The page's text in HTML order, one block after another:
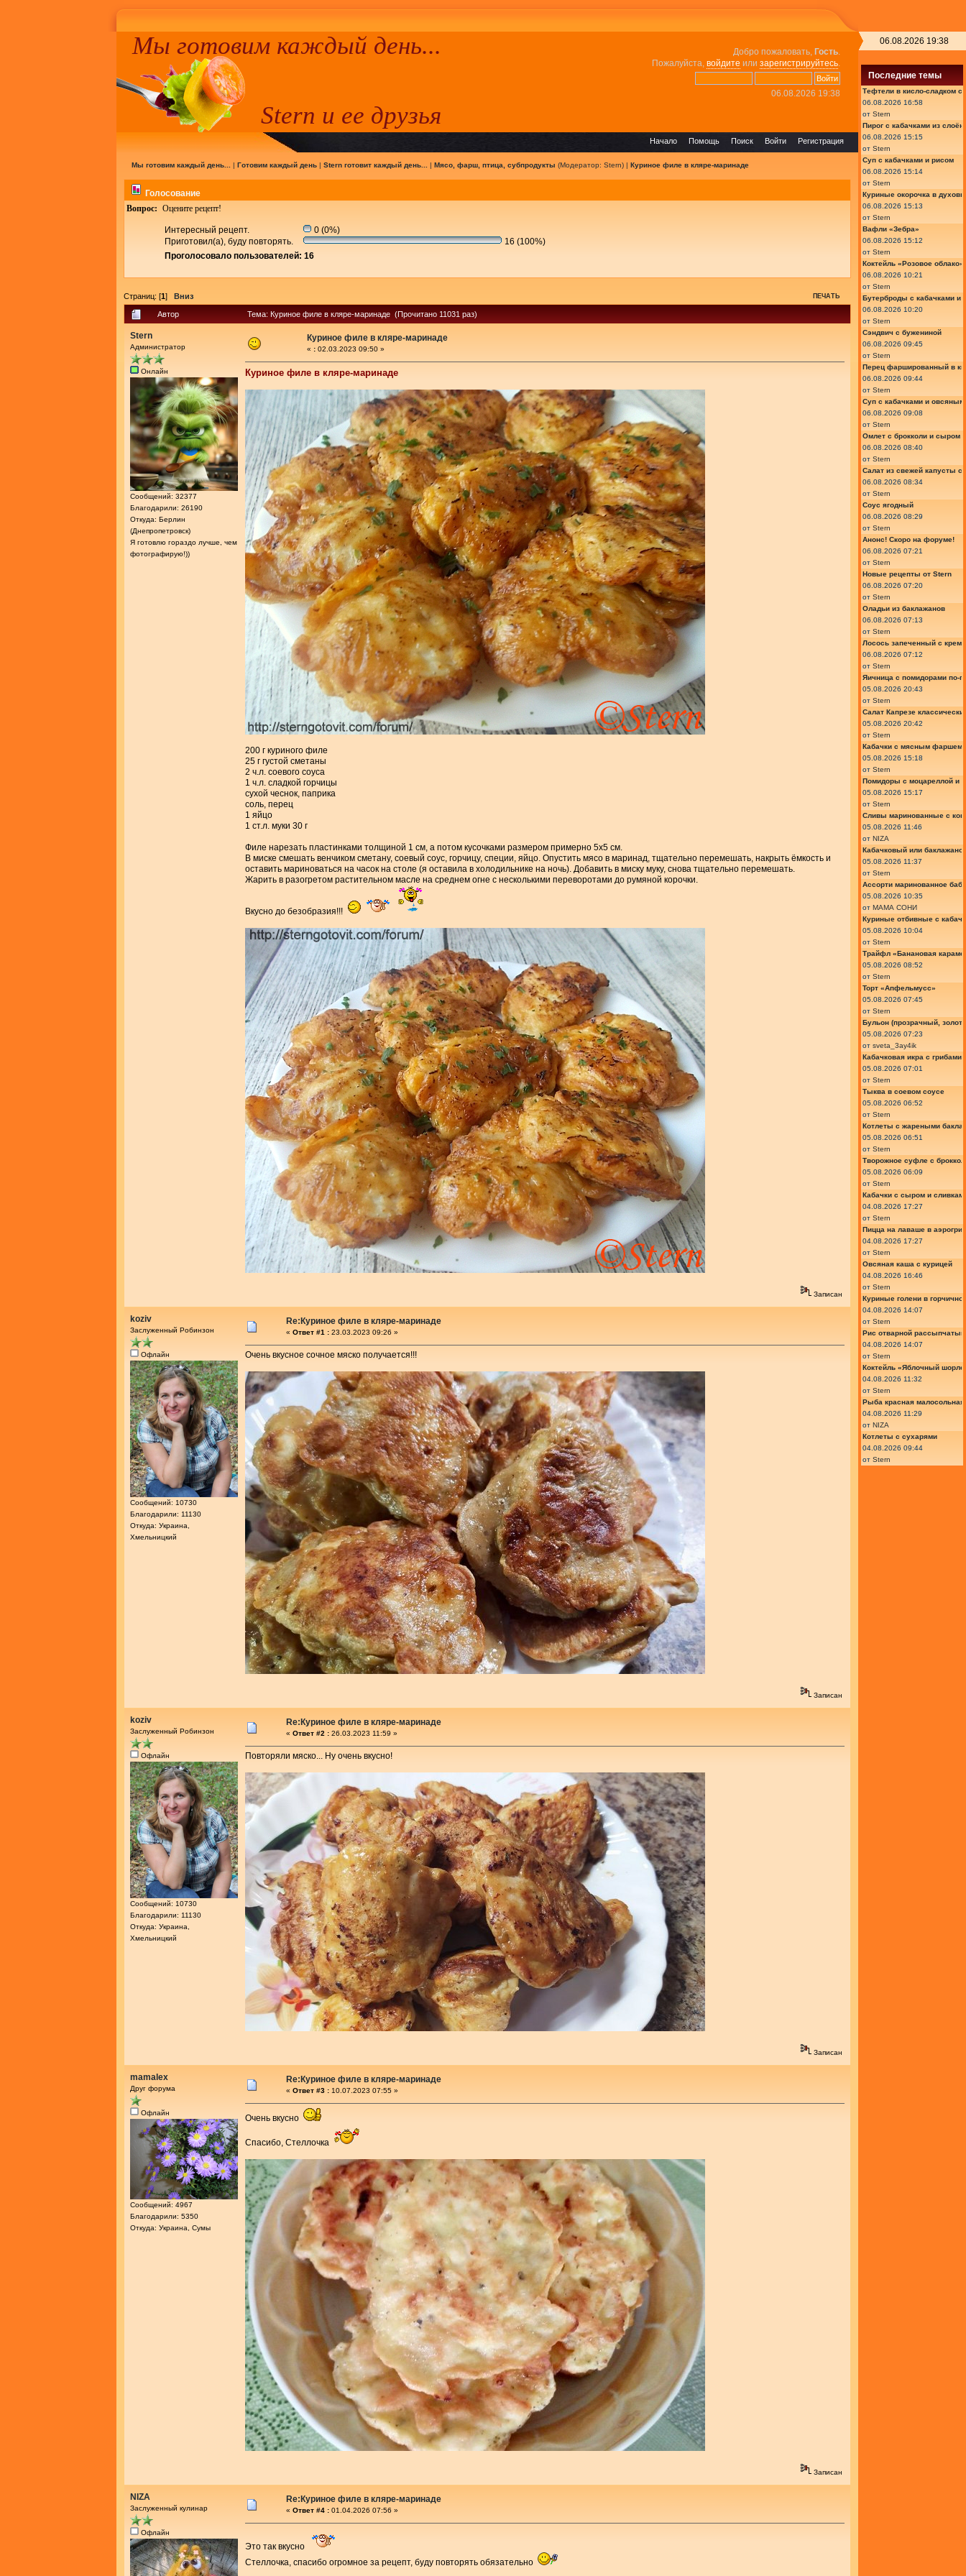
Добро пожаловать, Гость.
Пожалуйста, войдите или зарегистрируйтесь.
06.08.2026 19:38
Мы готовим каждый день...
Stern и ее друзья
Регистрация
Войти
Поиск
Помощь
Начало
Мы готовим каждый день... | Готовим каждый день| Stern готовит каждый день... | Мясо, фарш, птица, субпродукты (Модератор: Stern) | Куриное филе в кляре-маринаде
Голосование
Вопрос: Оцените рецепт!
Интересный рецепт.
0 (0%)
Приготовил(а), буду повторять.
16 (100%)
Проголосовало пользователей: 16
Страниц: [1] Вниз ПЕЧАТЬ
Автор Тема: Куриное филе в кляре-маринаде (Прочитано 11031 раз)
Stern
Администратор
Онлайн
Сообщений: 32377
Благодарили: 26190
Откуда: Берлин
(Днепропетровск)
Я готовлю гораздо лучше, чем
фотографирую!))
Куриное филе в кляре-маринаде
« : 02.03.2023 09:50 »
Куриное филе в кляре-маринаде
200 г куриного филе
25 г густой сметаны
2 ч.л. соевого соуса
1 ч.л. сладкой горчицы
сухой чеснок, паприка
соль, перец
1 яйцо
1 ст.л. муки 30 г
Филе нарезать пластинками толщиной 1 см, а потом кусочками размером примерно 5х5 см.
В миске смешать венчиком сметану, соевый соус, горчицу, специи, яйцо. Опустить мясо в маринад, тщательно перемешать, накрыть ёмкость и
оставить мариноваться на часок на столе (я оставила в холодильнике на ночь). Добавить в миску муку, снова тщательно перемешать.
Жарить в разогретом растительном масле на среднем огне с несколькими переворотами до румяной корочки.
Вкусно до безобразия!!!
Записан
koziv
Заслуженный Робинзон
Офлайн
Сообщений: 10730
Благодарили: 11130
Откуда: Украина,
Хмельницкий
Re:Куриное филе в кляре-маринаде
« Ответ #1 : 23.03.2023 09:26 »
Очень вкусное сочное мяско получается!!!
Записан
koziv
Заслуженный Робинзон
Офлайн
Сообщений: 10730
Благодарили: 11130
Откуда: Украина,
Хмельницкий
Re:Куриное филе в кляре-маринаде
« Ответ #2 : 26.03.2023 11:59 »
Повторяли мяско... Ну очень вкусно!
Записан
mamalex
Друг форума
Офлайн
Сообщений: 4967
Благодарили: 5350
Откуда: Украина, Сумы
Re:Куриное филе в кляре-маринаде
« Ответ #3 : 10.07.2023 07:55 »
Очень вкусно
Спасибо, Стеллочка
Записан
NIZA
Заслуженный кулинар
Офлайн
Re:Куриное филе в кляре-маринаде
« Ответ #4 : 01.04.2026 07:56 »
Это так вкусно
Стеллочка, спасибо огромное за рецепт, буду повторять обязательно
06.08.2026 19:38
Последние темы
Тефтели в кисло-сладком
06.08.2026 16:58
от Stern
Пирог с кабачками из
06.08.2026 15:15
от Stern
Суп с кабачками и рисом
06.08.2026 15:14
от Stern
Куриные окорочка в
06.08.2026 15:13
от Stern
Вафли «Зебра»
06.08.2026 15:12
от Stern
Коктейль «Розовое
06.08.2026 10:21
от Stern
Бутерброды с кабачками и
06.08.2026 10:20
от Stern
Сэндвич с бужениной
06.08.2026 09:45
от Stern
Перец фаршированный в
06.08.2026 09:44
от Stern
Суп с кабачками и
06.08.2026 09:08
от Stern
Омлет с брокколи и сыром
06.08.2026 08:40
от Stern
Салат из свежей капусты
06.08.2026 08:34
от Stern
Соус ягодный
06.08.2026 08:29
от Stern
Анонс! Скоро на форуме!
06.08.2026 07:21
от Stern
Новые рецепты от Stern
06.08.2026 07:20
от Stern
Оладьи из баклажанов
06.08.2026 07:13
от Stern
Лосось запеченный с
06.08.2026 07:12
от Stern
Яичница с помидорами по-
05.08.2026 20:43
от Stern
Салат Капрезе
05.08.2026 20:42
от Stern
Кабачки с мясным фаршем
05.08.2026 15:18
от Stern
Помидоры с моцареллой и
05.08.2026 15:17
от Stern
Сливы маринованные с
05.08.2026 11:46
от NIZA
Кабачковый или
05.08.2026 11:37
от Stern
Ассорти маринованное
05.08.2026 10:35
от МАМА СОНИ
Куриные отбивные с
05.08.2026 10:04
от Stern
Трайфл «Банановая
05.08.2026 08:52
от Stern
Торт «Апфельмусс»
05.08.2026 07:45
от Stern
Бульон (прозрачный,
05.08.2026 07:23
от sveta_3ay4ik
Кабачковая икра с грибами
05.08.2026 07:01
от Stern
Тыква в соевом соусе
05.08.2026 06:52
от Stern
Котлеты с жареными
05.08.2026 06:51
от Stern
Творожное суфле с
05.08.2026 06:09
от Stern
Кабачки с сыром и
04.08.2026 17:27
от Stern
Пицца на лаваше в
04.08.2026 17:27
от Stern
Овсяная каша с курицей
04.08.2026 16:46
от Stern
Куриные голени в
04.08.2026 14:07
от Stern
Рис отварной рассыпчатый
04.08.2026 14:07
от Stern
Коктейль «Яблочный
04.08.2026 11:32
от Stern
Рыба красная малосольная
04.08.2026 11:29
от NIZA
Котлеты с сухарями
04.08.2026 09:44
от Stern